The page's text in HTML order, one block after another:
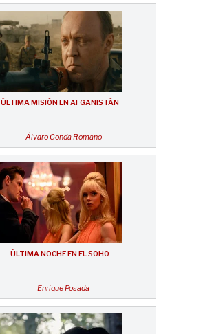
ÚLTIMA MISIÓN EN AFGANISTÁN
Álvaro Gonda Romano
ÚLTIMA NOCHE EN EL SOHO
Enrique Posada